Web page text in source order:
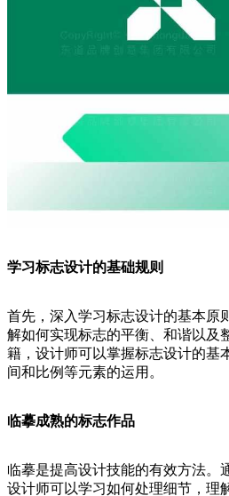
学习标志设计的基础规则
首先，深入学习标志设计的基本原
解如何实现标志的平衡、和谐以及
籍，设计师可以掌握标志设计的基
间和比例等元素的运用。
临摹成熟的标志作品
临摹是提高设计技能的有效方法。
设计师可以学习如何处理细节，理